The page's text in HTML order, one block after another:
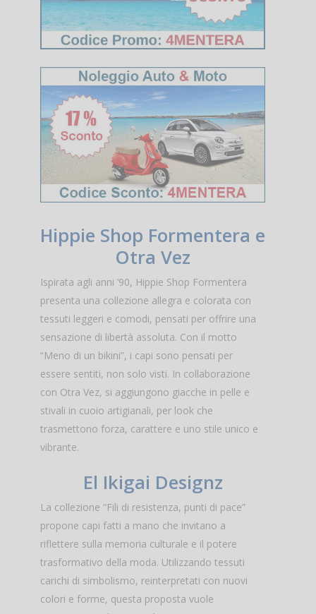
Hippie Shop Formentera e
Otra Vez
Ispirata agli anni ’90, Hippie Shop Formentera
presenta una collezione allegra e colorata con
tessuti leggeri e comodi, pensati per offrire una
sensazione di libertà assoluta. Con il motto
“Meno di un bikini”, i capi sono pensati per
essere sentiti, non solo visti. In collaborazione
con Otra Vez, si aggiungono giacche in pelle e
stivali in cuoio artigianali, per look che
trasmettono forza, carattere e uno stile unico e
vibrante.
El Ikigai Designz
La collezione “Fili di resistenza, punti di pace”
propone capi fatti a mano che invitano a
riflettere sulla memoria culturale e il potere
trasformativo della moda. Utilizzando tessuti
carichi di simbolismo, reinterpretati con nuovi
colori e forme, questa proposta vuole